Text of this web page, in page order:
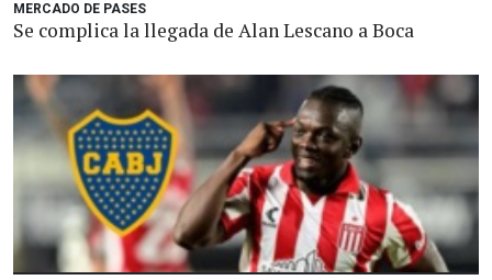
MERCADO DE PASES
Se complica la llegada de Alan Lescano a Boca